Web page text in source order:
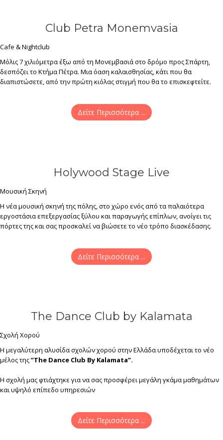
Club Petra Monemvasia
Cafe & Nightclub
Μόλις 7 χιλιόμετρα έξω από τη Μονεμβασιά στο δρόμο προς Σπάρτη,
δεσπόζει το Κτήμα Πέτρα. Μια όαση καλαισθησίας, κάτι που θα
διαπιστώσετε, από την πρώτη κιόλας στιγμή που θα το επισκεφτείτε.
Δείτε Περισσότερα ...
Holywood Stage Live
Μουσική Σκηνή
Η νέα μουσική σκηνή της πόλης, στο χώρο ενός από τα παλαιότερα
εργοστάσια επεξεργασίας ξύλου και παραγωγής επίπλων, ανοίγει τις
πόρτες της και σας προσκαλεί να βιώσετε το νέο τρόπο διασκέδασης.
Δείτε Περισσότερα ...
The Dance Club by Kalamata
Σχολή Χορού
Η μεγαλύτερη αλυσίδα σχολών χορού στην Ελλάδα υποδέχεται το νέο
μέλος της”The Dance Club By Kalamata”.
Η σχολή μας φτιάχτηκε για να σας προσφέρει μεγάλη γκάμα μαθημάτων
και υψηλό επίπεδο υπηρεσιών
Δείτε Περισσότερα ...